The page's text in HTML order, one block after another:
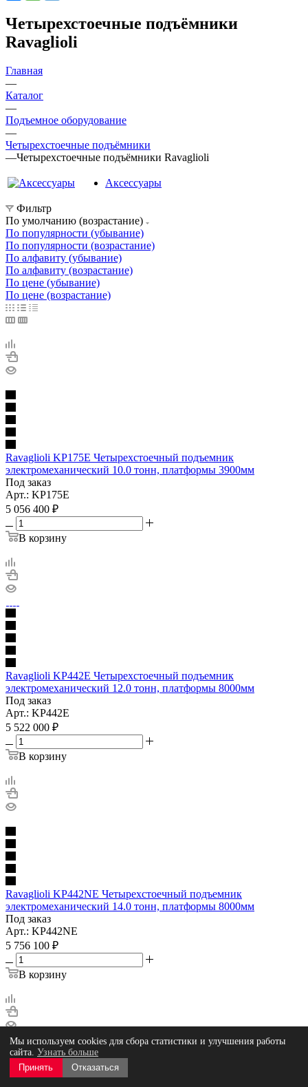
Четырехстоечные подъёмники
Ravaglioli
Главная
—
Каталог
—
Подъемное оборудование
—
Четырехстоечные подъёмники
—Четырехстоечные подъёмники Ravaglioli
Аксессуары
Фильтр
По умолчанию (возрастание)
По популярности (убывание)
По популярности (возрастание)
По алфавиту (убывание)
По алфавиту (возрастание)
По цене (убывание)
По цене (возрастание)
Ravaglioli KP175E Четырехстоечный подъемник
электромеханический 10.0 тонн, платформы 3900мм
Под заказ
Арт.: KP175E
5 056 400 ₽
В корзину
Ravaglioli KP442E Четырехстоечный подъемник
электромеханический 12.0 тонн, платформы 8000мм
Под заказ
Арт.: KP442E
5 522 000 ₽
В корзину
Ravaglioli KP442NE Четырехстоечный подъемник
электромеханический 14.0 тонн, платформы 8000мм
Под заказ
Арт.: KP442NE
5 756 100 ₽
В корзину
Мы используем cookies для сбора статистики и улучшения работы
сайта. Узнать больше
Принять
Отказаться